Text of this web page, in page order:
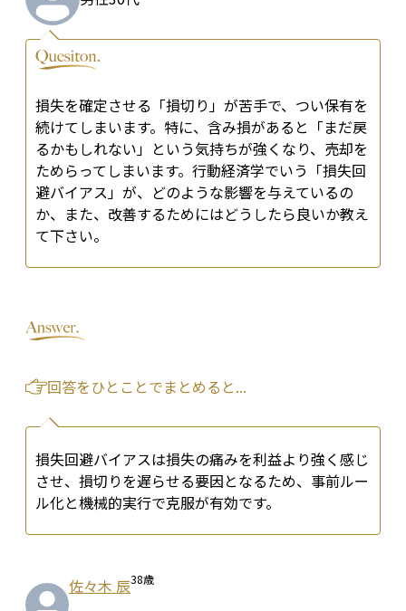
損失を確定させる「損切り」が苦手で、つい保有を
続けてしまいます。特に、含み損があると「まだ戻
るかもしれない」という気持ちが強くなり、売却を
ためらってしまいます。行動経済学でいう「損失回
避バイアス」が、どのような影響を与えているの
か、また、改善するためにはどうしたら良いか教え
て下さい。
回答をひとことでまとめると...
損失回避バイアスは損失の痛みを利益より強く感じ
させ、損切りを遅らせる要因となるため、事前ルー
ル化と機械的実行で克服が有効です。
佐々木 辰38歳